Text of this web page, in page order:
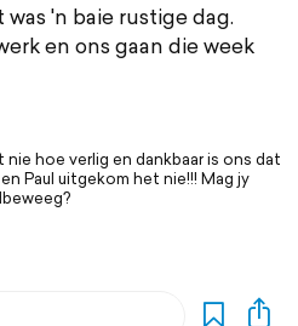
'n baie rustige dag.
en ons gaan die week
nie hoe verlig en dankbaar is ons dat
Paul uitgekom het nie!!! Mag jy